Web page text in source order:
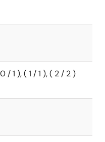
/ 1 ), ( 1 / 1 ), ( 2 / 2 )